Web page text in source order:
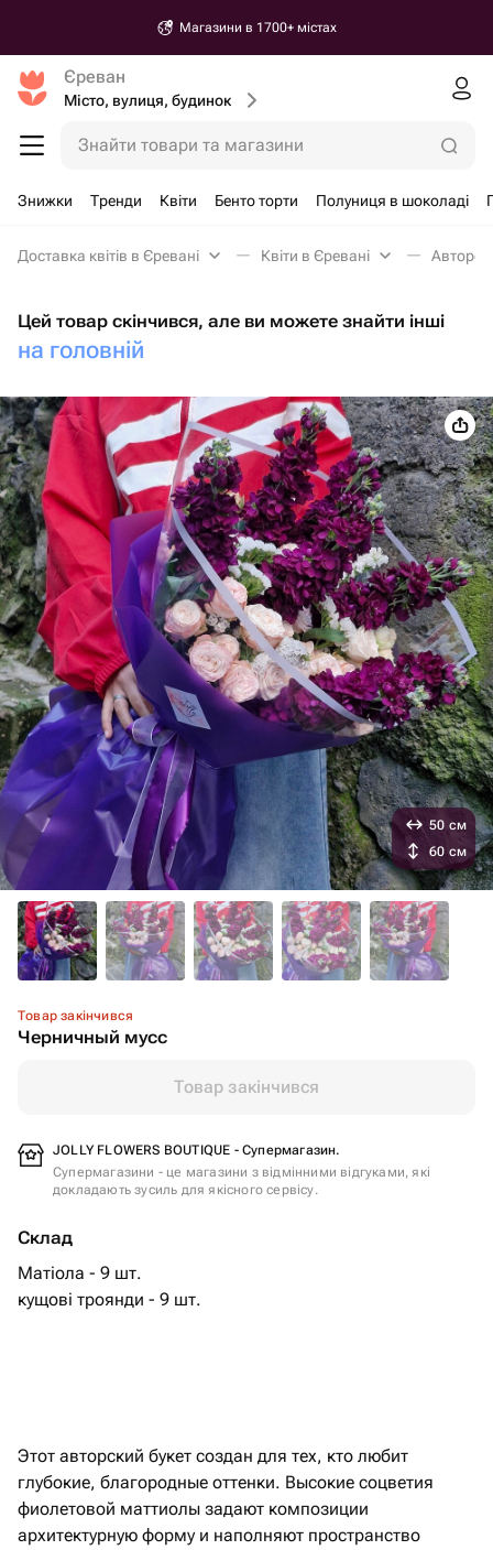
Магазини в 1700+ містах
Єреван
Місто, вулиця, будинок
Знайти товари та магазини
Знижки Тренди Квіти Бенто торти Полуниця в шоколаді
Доставка квітів в Єревані Квіти в Єревані
Цей товар скінчився, але ви можете знайти інші
на головній
Товар закінчився
Черничный мусс
Товар закінчився
JOLLY FLOWERS BOUTIQUE - Супермагазин.
Супермагазини - це магазини з відмінними відгуками, які
докладають зусиль для якісного сервісу.
Склад
Матіола - 9 шт.
кущові троянди - 9 шт.
50 см
60 см
Этот авторский букет создан для тех, кто любит
глубокие, благородные оттенки. Высокие соцветия
фиолетовой маттиолы задают композиции
архитектурную форму и наполняют пространство